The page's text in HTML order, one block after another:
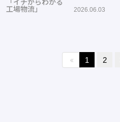
「イチからわかる
工場物流」
2026.06.03
1 2